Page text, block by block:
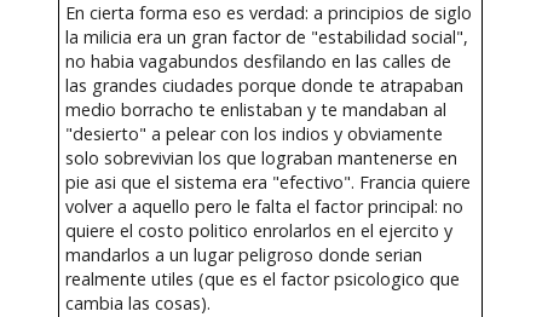
En cierta forma eso es verdad: a principios de siglo
la milicia era un gran factor de "estabilidad social",
no habia vagabundos desfilando en las calles de
las grandes ciudades porque donde te atrapaban
medio borracho te enlistaban y te mandaban al
"desierto" a pelear con los indios y obviamente
solo sobrevivian los que lograban mantenerse en
pie asi que el sistema era "efectivo". Francia quiere
volver a aquello pero le falta el factor principal: no
quiere el costo politico enrolarlos en el ejercito y
mandarlos a un lugar peligroso donde serian
realmente utiles (que es el factor psicologico que
cambia las cosas).